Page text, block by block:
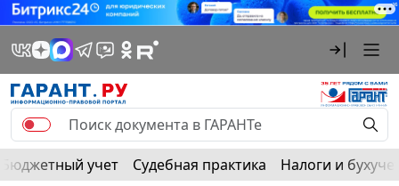
Бюджетный учет Судебная практика Налоги и